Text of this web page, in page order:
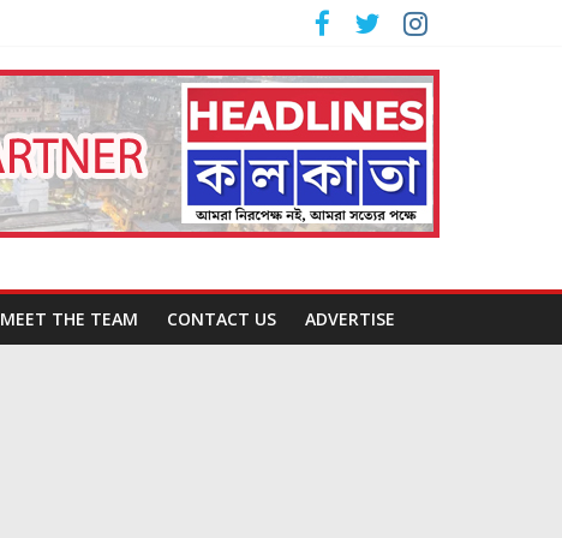
MEET THE TEAM CONTACT US ADVERTISE